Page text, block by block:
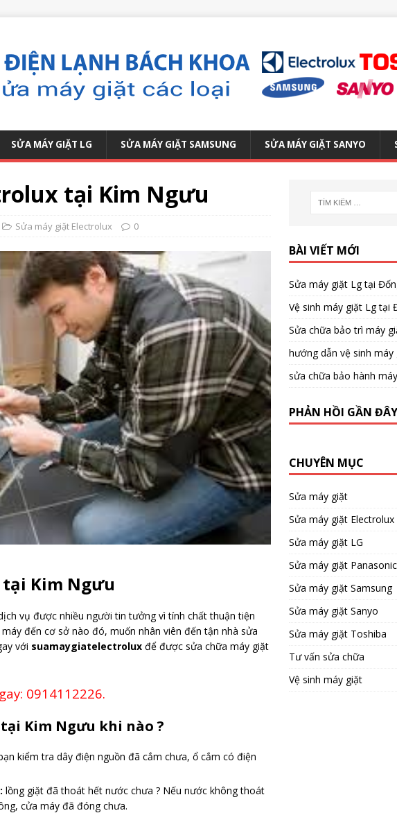
SỬA MÁY GIẶT LG SỬA MÁY GIẶT SAMSUNG SỬA MÁY GIẶT SANYO
tại Kim Ngưu
Sửa máy giặt Electrolux 0
Kim Ngưu
vụ được nhiều người tin tưởng vì tính chất thuận tiện
đến cơ sở nào đó, muốn nhân viên đến tận nhà sửa
với suamaygiatelectrolux để được sửa chữa máy giặt
0914112226.
Kim Ngưu khi nào ?
kiểm tra dây điện nguồn đã cắm chưa, ổ cắm có điện
lồng giặt đã thoát hết nước chưa ? Nếu nước không thoát
cửa máy đã đóng chưa.
BÀI VIẾT MỚI
Sửa máy giặt Lg tại
Vệ sinh máy giặt Lg tại
Sửa chữa bảo trì máy
hướng dẫn vệ sinh
sửa chữa bảo hành
PHẢN HỒI GẦN ĐÂY
CHUYÊN MỤC
Sửa máy giặt
Sửa máy giặt Electrolux
Sửa máy giặt LG
Sửa máy giặt Panasonic
Sửa máy giặt Samsung
Sửa máy giặt Sanyo
Sửa máy giặt Toshiba
Tư vấn sửa chữa
Vệ sinh máy giặt